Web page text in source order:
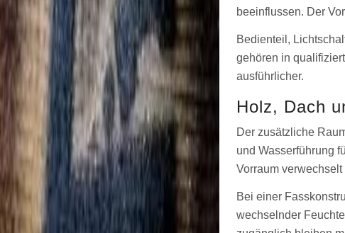
beeinflussen. Der
Bedienteil,
gehören in
ausführlicher.
Holz, Dach
Der zusätzliche
und Wasserführung
Vorraum
Bei einer
wechselnder